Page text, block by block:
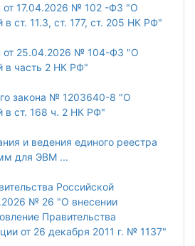
от 17.04.2026 № 102 -ФЗ "О
в ст. 11.3, ст. 177, ст. 205 НК РФ"
от 25.04.2026 № 104-ФЗ "О
в часть 2 НК РФ"
закона № 1203640-8 "О
в ст. 168 ч. 2 НК РФ"
и ведения единого реестра
для ЭВМ ...
Российской
№ 26 "О внесении
Правительства
от 26 декабря 2011 г. № 1137"